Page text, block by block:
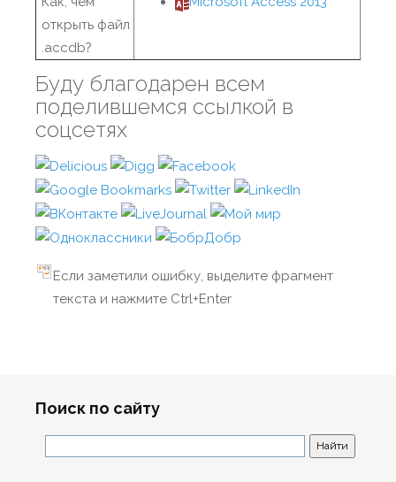
открыть файл
.accdb?
Буду благодарен всем
поделившемся ссылкой в
соцсетях
Если заметили ошибку, выделите фрагмент
текста и нажмите Ctrl+Enter
Поиск по сайту